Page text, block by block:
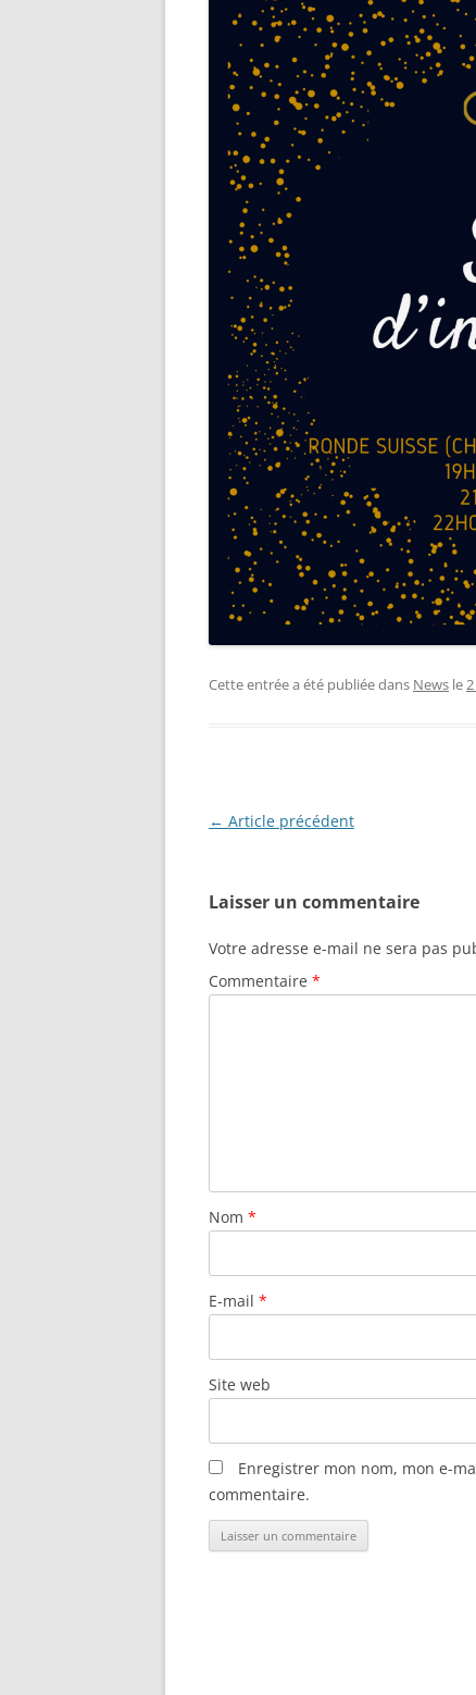
Cette entrée a été publiée dans News le
Navigation
← Article précédent
Laisser un commentaire
Votre adresse e-mail ne sera pas
Commentaire *
Nom *
E-mail *
Site web
Enregistrer mon nom, mon e-
commentaire.